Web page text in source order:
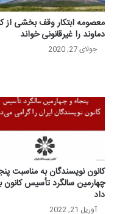
معصومه ابتکار وقف بخشی از
دماوند را غیرقانونی خواند
جولای 27, 2020
کانون نویسندگان به مناسبت
چهارمین سالگرد تأسیس کانون
داد
آوریل 21, 2022